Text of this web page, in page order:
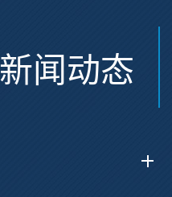
新闻动态